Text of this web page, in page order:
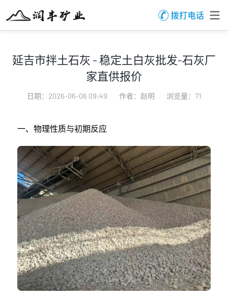
延吉市拌土石灰 - 稳定土白灰批发-石灰厂
家直供报价
日期：2026-06-06 09:49 作者：赵明 浏览量：71
一、物理性质与初期反应